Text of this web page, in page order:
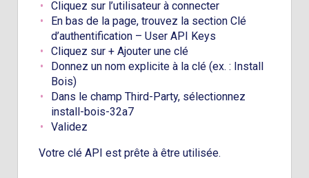
Cliquez sur l’utilisateur à connecter
En bas de la page, trouvez la section Clé
d’authentification – User API Keys
Cliquez sur + Ajouter une clé
Donnez un nom explicite à la clé (ex. : Install
Bois)
Dans le champ Third-Party, sélectionnez
install-bois-32a7
Validez
Votre clé API est prête à être utilisée.